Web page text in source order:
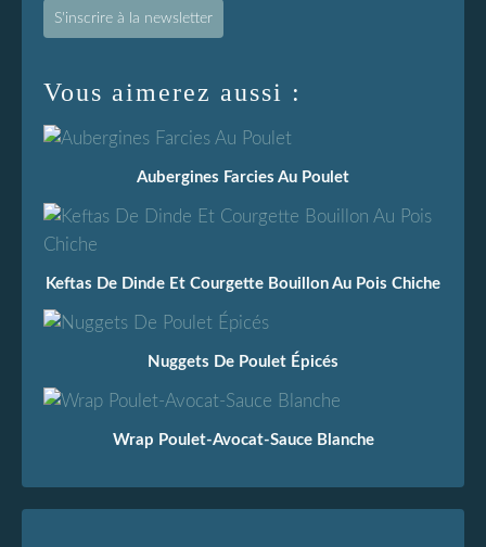
S'inscrire à la newsletter
Vous aimerez aussi :
Aubergines Farcies Au Poulet
Keftas De Dinde Et Courgette Bouillon Au Pois Chiche
Nuggets De Poulet Épicés
Wrap Poulet-Avocat-Sauce Blanche